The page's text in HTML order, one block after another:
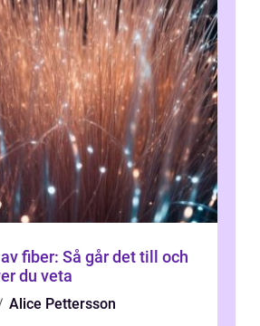
fiber: Så går det till och
du veta
Alice Pettersson